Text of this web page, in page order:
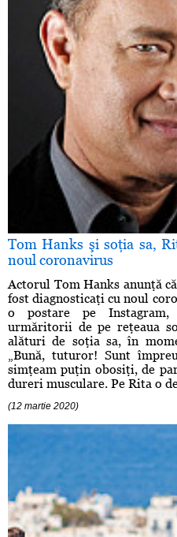
Tom Hanks şi soţia sa,
noul coronavirus
Actorul Tom Hanks anunţă
fost diagnosticaţi cu noul
o postare pe
urmăritorii de pe reţeaua
alături de soţia sa, în
„Bună, tuturor! Sunt
simţeam puţin obosiţi, de
dureri musculare. Pe Rita o
(12 martie 2020)